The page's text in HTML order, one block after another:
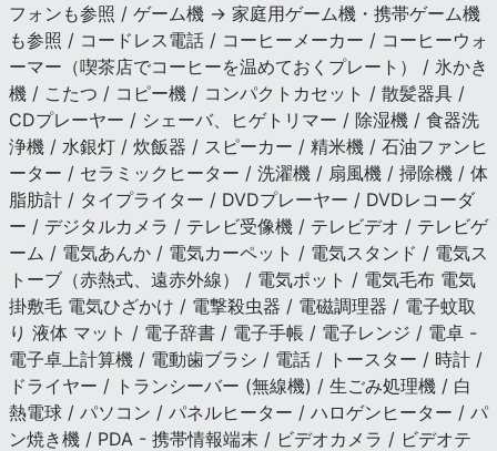
フォンも参照 / ゲーム機 → 家庭用ゲーム機・携帯ゲーム機
も参照 / コードレス電話 / コーヒーメーカー / コーヒーウォ
ーマー（喫茶店でコーヒーを温めておくプレート） / 氷かき
機 / こたつ / コピー機 / コンパクトカセット / 散髪器具 /
CDプレーヤー / シェーバ、ヒゲトリマー / 除湿機 / 食器洗
浄機 / 水銀灯 / 炊飯器 / スピーカー / 精米機 / 石油ファンヒ
ーター / セラミックヒーター / 洗濯機 / 扇風機 / 掃除機 / 体
脂肪計 / タイプライター / DVDプレーヤー / DVDレコーダ
ー / デジタルカメラ / テレビ受像機 / テレビデオ / テレビゲ
ーム / 電気あんか / 電気カーペット / 電気スタンド / 電気ス
トーブ（赤熱式、遠赤外線） / 電気ポット / 電気毛布 電気
掛敷毛 電気ひざかけ / 電撃殺虫器 / 電磁調理器 / 電子蚊取
り 液体 マット / 電子辞書 / 電子手帳 / 電子レンジ / 電卓 -
電子卓上計算機 / 電動歯ブラシ / 電話 / トースター / 時計 /
ドライヤー / トランシーバー (無線機) / 生ごみ処理機 / 白
熱電球 / パソコン / パネルヒーター / ハロゲンヒーター / パ
ン焼き機 / PDA - 携帯情報端末 / ビデオカメラ / ビデオテ